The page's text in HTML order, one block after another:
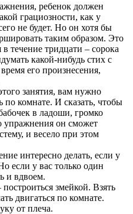
ребенок должен
грациозности, как у
не будет. Но он хотя бы
таким образом. Это
течение тридцати – сорока
какой-нибудь стих с
его произнесения,
занятия, вам нужно
по комнате. И сказать, чтобы
в ладоши, громко
упражнения он сможет
и весело при этом
интересно делать, если у
если у вас только один
и вдвоем.
змейкой. Взять
двигаться по комнате.
от плеча.